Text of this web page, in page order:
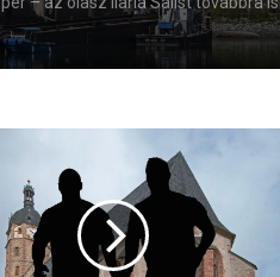
mentelmi jog védi